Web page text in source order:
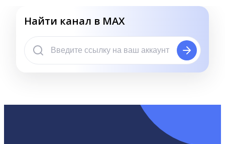
Найти канал в MAX